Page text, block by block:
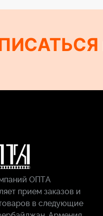
ОПТА
прием заказов и
в следующие